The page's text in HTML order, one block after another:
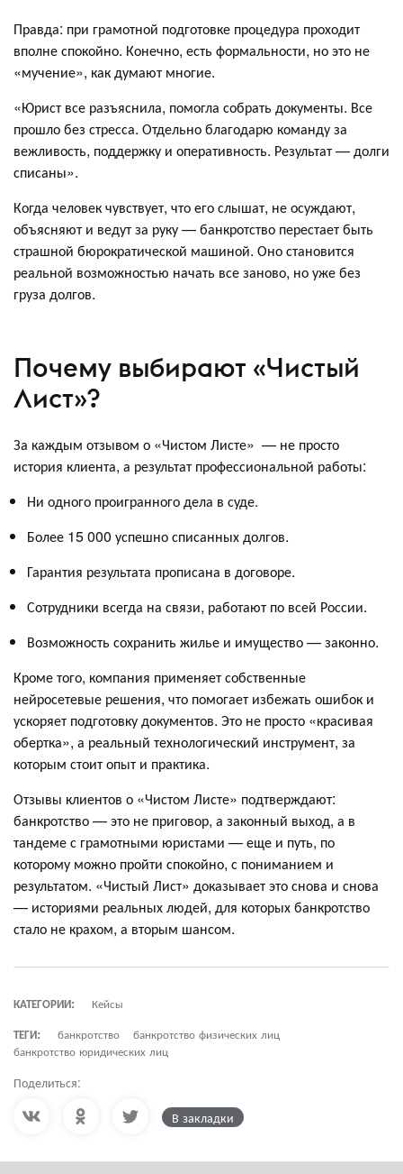
Правда: при грамотной подготовке процедура проходит
вполне спокойно. Конечно, есть формальности, но это не
«мучение», как думают многие.
«Юрист все разъяснила, помогла собрать документы. Все
прошло без стресса. Отдельно благодарю команду за
вежливость, поддержку и оперативность. Результат — долги
списаны».
Когда человек чувствует, что его слышат, не осуждают,
объясняют и ведут за руку — банкротство перестает быть
страшной бюрократической машиной. Оно становится
реальной возможностью начать все заново, но уже без
груза долгов.
Почему выбирают «Чистый
Лист»?
За каждым отзывом о «Чистом Листе» — не просто
история клиента, а результат профессиональной работы:
Ни одного проигранного дела в суде.
Более 15 000 успешно списанных долгов.
Гарантия результата прописана в договоре.
Сотрудники всегда на связи, работают по всей России.
Возможность сохранить жилье и имущество — законно.
Кроме того, компания применяет собственные
нейросетевые решения, что помогает избежать ошибок и
ускоряет подготовку документов. Это не просто «красивая
обертка», а реальный технологический инструмент, за
которым стоит опыт и практика.
Отзывы клиентов о «Чистом Листе» подтверждают:
банкротство — это не приговор, а законный выход, а в
тандеме с грамотными юристами — еще и путь, по
которому можно пройти спокойно, с пониманием и
результатом. «Чистый Лист» доказывает это снова и снова
— историями реальных людей, для которых банкротство
стало не крахом, а вторым шансом.
КАТЕГОРИИ:
Кейсы
ТЕГИ:
банкротство
банкротство физических лиц
банкротство юридических лиц
Поделиться:
В закладки